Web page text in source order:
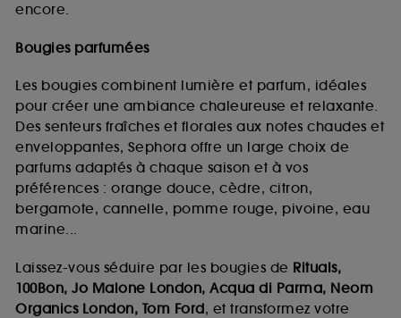
encore.
Bougies parfumées
Les bougies combinent lumière et parfum, idéales
pour créer une ambiance chaleureuse et relaxante.
Des senteurs fraîches et florales aux notes chaudes et
enveloppantes, Sephora offre un large choix de
parfums adaptés à chaque saison et à vos
préférences : orange douce, cèdre, citron,
bergamote, cannelle, pomme rouge, pivoine, eau
marine...
Laissez-vous séduire par les bougies de Rituals,
100Bon, Jo Malone London, Acqua di Parma, Neom
Organics London, Tom Ford, et transformez votre